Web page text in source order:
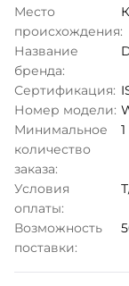
Место
происхождения:
Название
бренда:
Сертификация:
Номер модели:
Минимальное
количество
заказа:
Условия
оплаты:
Возможность
поставки: